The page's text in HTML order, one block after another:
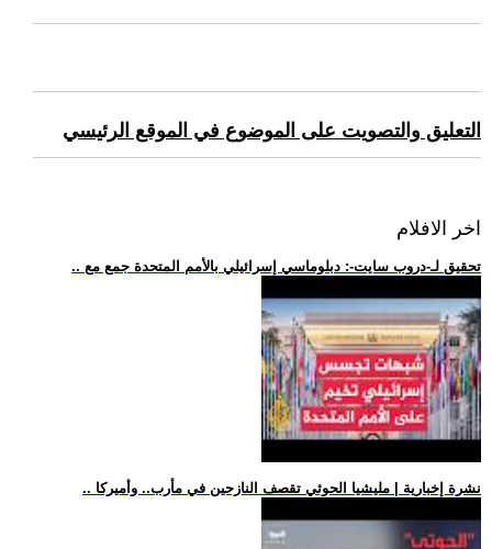
التعليق والتصويت على الموضوع في الموقع الرئيسي
اخر الافلام
.. تحقيق لـ-دروب سايت-: دبلوماسي إسرائيلي بالأمم المتحدة جمع مع
.. نشرة إخبارية | مليشيا الحوثي تقصف النازحين في مأرب.. وأميركا